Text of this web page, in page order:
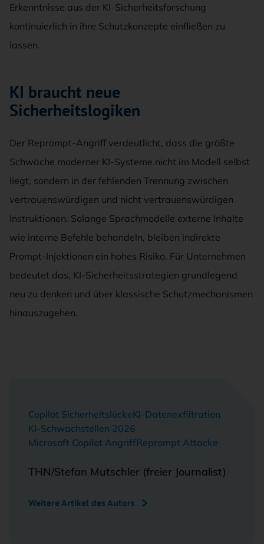
Erkenntnisse aus der KI-Sicherheitsforschung
kontinuierlich in ihre Schutzkonzepte einfließen zu
lassen.
KI braucht neue
Sicherheitslogiken
Der Reprompt-Angriff verdeutlicht, dass die größte
Schwäche moderner KI-Systeme nicht im Modell selbst
liegt, sondern in der fehlenden Trennung zwischen
vertrauenswürdigen und nicht vertrauenswürdigen
Instruktionen. Solange Sprachmodelle externe Inhalte
wie interne Befehle behandeln, bleiben indirekte
Prompt-Injektionen ein hohes Risiko. Für Unternehmen
bedeutet das, KI-Sicherheitsstrategien grundlegend
neu zu denken und über klassische Schutzmechanismen
hinauszugehen.
Copilot SicherheitslückeKI-Datenexfiltration
KI-Schwachstellen 2026
Microsoft Copilot AngriffReprompt Attacke
THN/Stefan Mutschler (freier Journalist)
Weitere Artikel des Autors